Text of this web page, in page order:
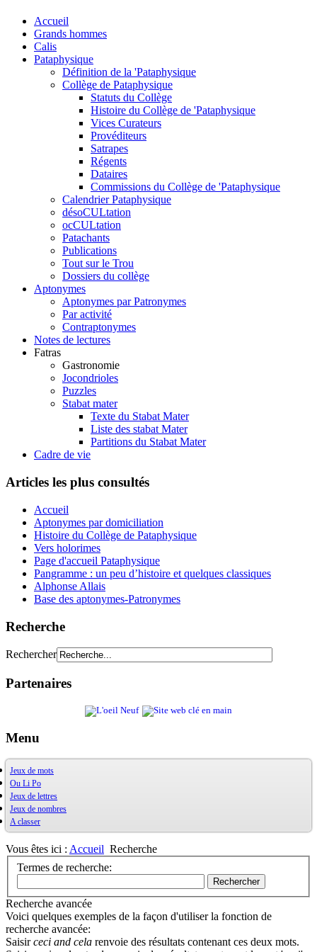
Accueil
Grands hommes
Calis
Pataphysique
Définition de la 'Pataphysique
Collège de Pataphysique
Statuts du Collège
Histoire du Collège de 'Pataphysique
Vices Curateurs
Provéditeurs
Satrapes
Régents
Dataires
Commissions du Collège de 'Pataphysique
Calendrier Pataphysique
désoCULtation
ocCULtation
Patachants
Publications
Tout sur le Trou
Dossiers du collège
Aptonymes
Aptonymes par Patronymes
Par activité
Contraptonymes
Notes de lectures
Fatras
Gastronomie
Jocondrioles
Puzzles
Stabat mater
Texte du Stabat Mater
Liste des stabat Mater
Partitions du Stabat Mater
Cadre de vie
Articles les plus consultés
Accueil
Aptonymes par domiciliation
Histoire du Collège de Pataphysique
Vers holorimes
Page d'accueil Pataphysique
Pangramme : un peu d’histoire et quelques classiques
Alphonse Allais
Base des aptonymes-Patronymes
Recherche
Rechercher
Partenaires
Menu
Jeux de mots
OuXPo
Contrepets
Palindromes
Jeux de mots divers
Récréamots
Glossaire des figures de style
Chansonnances
Anaphore
Ou Li Po
OuLiPo
Base de la Bibliothèque Oulipienne
Oulipiens
G. Perec
Bibliographie
Les jeux
Alphabet
Ecrit par des oulipiens
Jeux de lettres
Jeux de nombres
Ludimath
Base Ludimath
Ludimaths : bibliographie
Nombres premiers
Carrés magiques
A classer
Vous êtes ici : Accueil Recherche
Termes de recherche:
Rechercher
Recherche avancée
Voici quelques exemples de la façon d'utiliser la fonction de
recherche avancée:
Saisirceci and cela renvoie des résultats contenant ces deux mots.